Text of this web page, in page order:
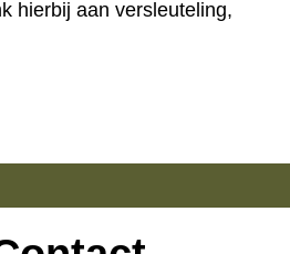
hierbij aan versleuteling,